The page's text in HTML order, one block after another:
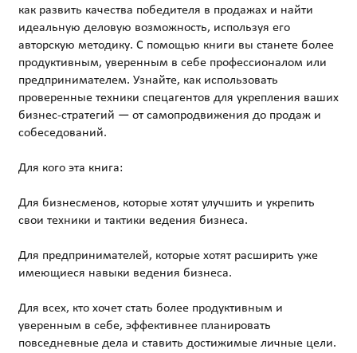
как развить качества победителя в продажах и найти
идеальную деловую возможность, используя его
авторскую методику. С помощью книги вы станете более
продуктивным, уверенным в себе профессионалом или
предпринимателем. Узнайте, как использовать
проверенные техники спецагентов для укрепления ваших
бизнес-стратегий — от самопродвижения до продаж и
собеседований.
Для кого эта книга:
Для бизнесменов, которые хотят улучшить и укрепить
свои техники и тактики ведения бизнеса.
Для предпринимателей, которые хотят расширить уже
имеющиеся навыки ведения бизнеса.
Для всех, кто хочет стать более продуктивным и
уверенным в себе, эффективнее планировать
повседневные дела и ставить достижимые личные цели.